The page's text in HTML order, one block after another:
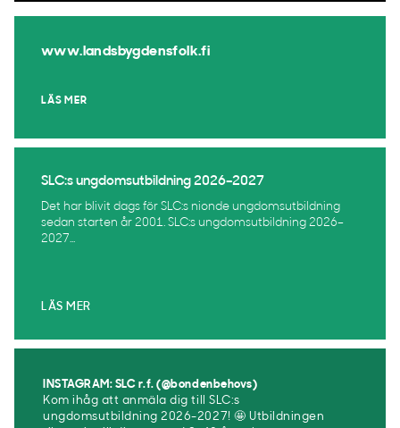
www.landsbygdensfolk.fi
LÄS MER
SLC:s ungdomsutbildning 2026–2027
Det har blivit dags för SLC:s nionde ungdomsutbildning
sedan starten år 2001. SLC:s ungdomsutbildning 2026–
2027...
LÄS MER
INSTAGRAM: SLC r.f. (@bondenbehovs)
Kom ihåg att anmäla dig till SLC:s
ungdomsutbildning 2026-2027! 🤩 Utbildningen